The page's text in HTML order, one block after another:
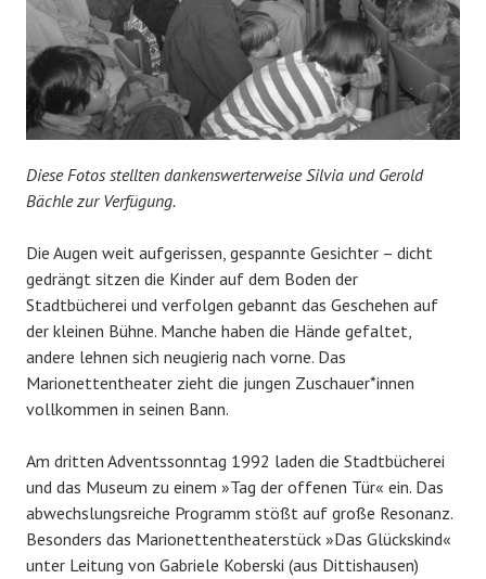
Diese Fotos stellten dankenswerterweise Silvia und Gerold
Bächle zur Verfügung.
Die Augen weit aufgerissen, gespannte Gesichter – dicht
gedrängt sitzen die Kinder auf dem Boden der
Stadtbücherei und verfolgen gebannt das Geschehen auf
der kleinen Bühne. Manche haben die Hände gefaltet,
andere lehnen sich neugierig nach vorne. Das
Marionettentheater zieht die jungen Zuschauer*innen
vollkommen in seinen Bann.
Am dritten Adventssonntag 1992 laden die Stadtbücherei
und das Museum zu einem »Tag der offenen Tür« ein. Das
abwechslungsreiche Programm stößt auf große Resonanz.
Besonders das Marionettentheaterstück »Das Glückskind«
unter Leitung von Gabriele Koberski (aus Dittishausen)